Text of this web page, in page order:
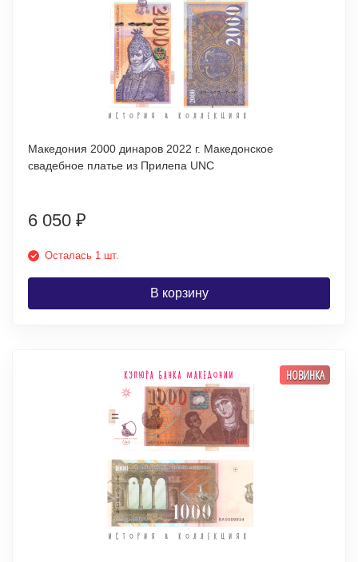
Македония 2000 динаров 2022 г. Македонское
свадебное платье из Прилепа UNC
6 050 ₽
Осталась 1 шт.
В корзину
НОВИНКА